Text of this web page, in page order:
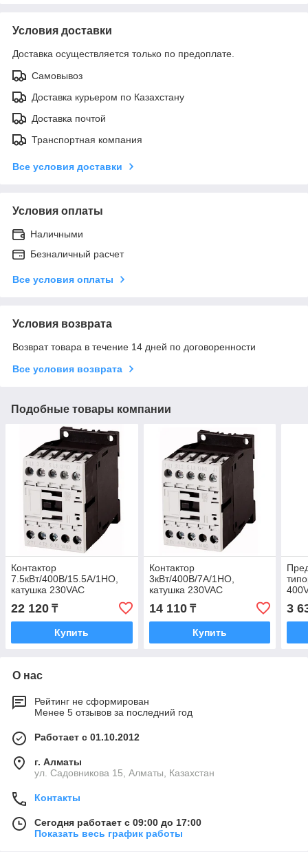
Условия доставки
Доставка осуществляется только по предоплате.
Самовывоз
Доставка курьером по Казахстану
Доставка почтой
Транспортная компания
Все условия доставки
Условия оплаты
Наличными
Безналичный расчет
Все условия оплаты
Условия возврата
Возврат товара в течение 14 дней по договоренности
Все условия возврата
Подобные товары компании
Контактор
7.5кВт/400В/15.5А/1НО,
катушка 230VAC
22 120 ₸
Купить
Контактор
3кВт/400В/7А/1НО,
катушка 230VAC
14 110₸
Купить
3
О нас
Рейтинг не сформирован
Менее 5 отзывов за последний год
Работает с 01.10.2012
г. Алматы
ул. Садовникова 15, Алматы, Казахстан
Контакты
Сегодня работает с 09:00 до 17:00
Показать весь график работы